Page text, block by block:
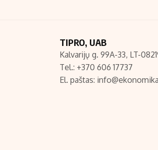
TIPRO, UAB
Kalvarijų g. 99A-33, LT-
Tel.: +370 606 17737
El. paštas: